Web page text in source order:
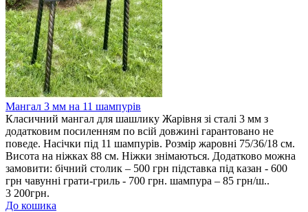
Мангал 3 мм на 11 шампурів
Класичний мангал для шашлику Жарівня зі сталі 3 мм з
додатковим посиленням по всій довжині гарантовано не
поведе. Насічки під 11 шампурів. Розмір жаровні 75/36/18 см.
Висота на ніжках 88 см. Ніжки знімаються. Додатково можна
замовити: бічний столик – 500 грн підставка під казан - 600
грн чавунні грати-гриль - 700 грн. шампура – 85 грн/ш..
3 200грн.
До кошика